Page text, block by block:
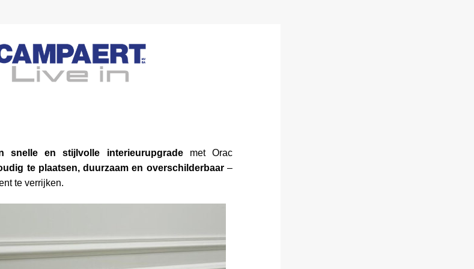
snelle en stijlvolle interieurupgrade met Orac
te plaatsen, duurzaam en overschilderbaar –
te verrijken.